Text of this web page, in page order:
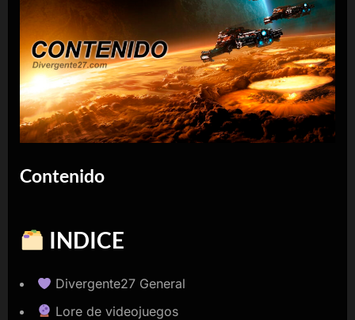
Contenido
INDICE
Divergente27 General
Lore de videojuegos